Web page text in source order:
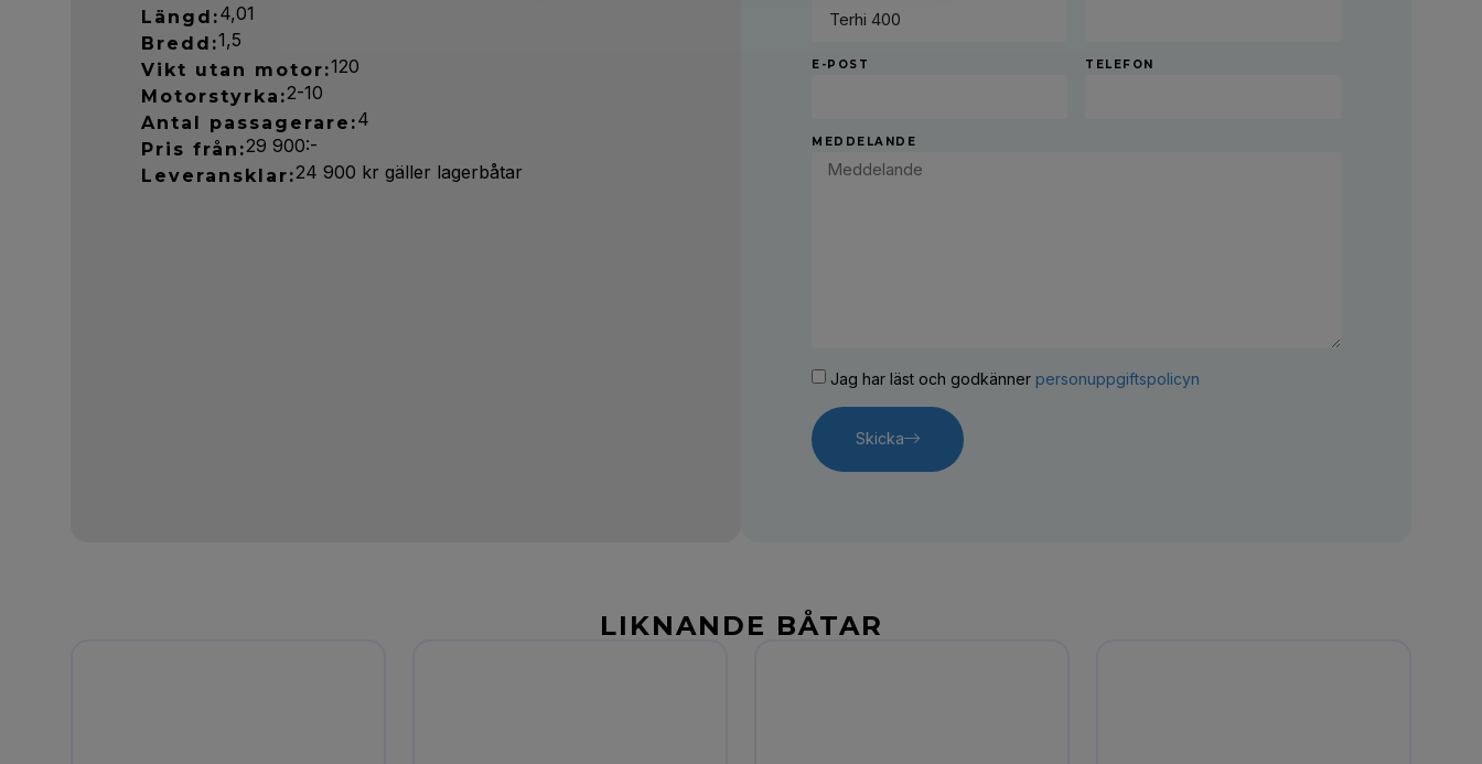
Längd:4,01
Bredd:1,5
Vikt utan motor:120
Motorstyrka:2-10
Antal passagerare:4
Pris från:29 900:-
Leveransklar:24 900 kr gäller lagerbåtar
E-POST TELEFON
MEDDELANDE
Jag har läst och godkänner personuppgiftspolicyn
Skicka
LIKNANDE BÅTAR